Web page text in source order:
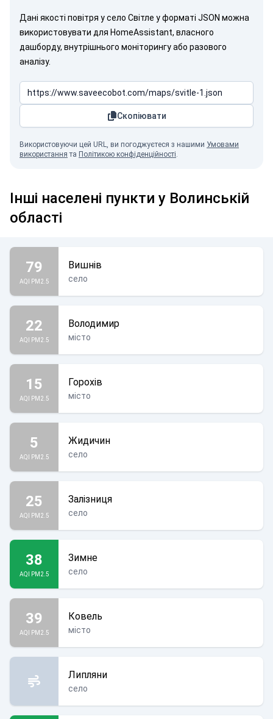
Дані якості повітря у село Світле у форматі JSON можна
використовувати для HomeAssistant, власного
дашборду, внутрішнього моніторингу або разового
аналізу.
Скопіювати
Використовуючи цей URL, ви погоджуєтеся з нашими Умовами
використання та Політикою конфіденційності.
Інші населені пункти у Волинській
області
79
AQI PM2.5
Вишнів
село
22
AQI PM2.5
Володимир
місто
15
AQI PM2.5
Горохів
місто
5
AQI PM2.5
Жидичин
село
25
AQI PM2.5
Залізниця
село
38
AQI PM2.5
Зимне
село
39
AQI PM2.5
Ковель
місто
Липляни
село